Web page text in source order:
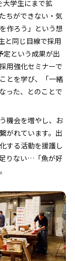
大学生にまで拡
ちができない・気
作ろう」という想
と同じ目線で採用
定という成果が出
用強化セミナーで
とを学び、「一緒
った、とのことで
機会を増やし、お
がれています。出
する活動を援護し
りない…「魚が好